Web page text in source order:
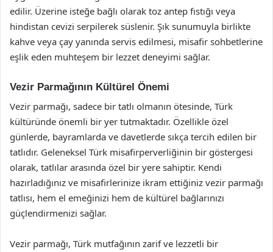
edilir. Üzerine isteğe bağlı olarak toz antep fıstığı veya
hindistan cevizi serpilerek süslenir. Şık sunumuyla birlikte
kahve veya çay yanında servis edilmesi, misafir sohbetlerine
eşlik eden muhteşem bir lezzet deneyimi sağlar.
Vezir Parmağının Kültürel Önemi
Vezir parmağı, sadece bir tatlı olmanın ötesinde, Türk
kültüründe önemli bir yer tutmaktadır. Özellikle özel
günlerde, bayramlarda ve davetlerde sıkça tercih edilen bir
tatlıdır. Geleneksel Türk misafirperverliğinin bir göstergesi
olarak, tatlılar arasında özel bir yere sahiptir. Kendi
hazırladığınız ve misafirlerinize ikram ettiğiniz vezir parmağı
tatlısı, hem el emeğinizi hem de kültürel bağlarınızı
güçlendirmenizi sağlar.
Vezir parmağı, Türk mutfağının zarif ve lezzetli bir